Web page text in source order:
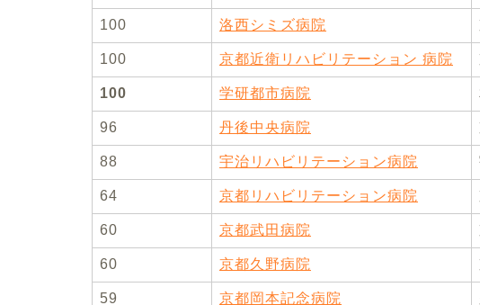
100 洛西シミズ病院
100 京都近衛リハビリテーション 病院
100 学研都市病院
96 丹後中央病院
88 宇治リハビリテーション病院
64 京都リハビリテーション病院
60 京都武田病院
60 京都久野病院
59 京都岡本記念病院